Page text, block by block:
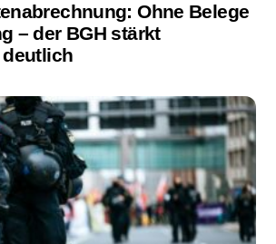
Ohne Belege
– der BGH stärkt